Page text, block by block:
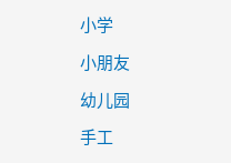
小学
小朋友
幼儿园
手工